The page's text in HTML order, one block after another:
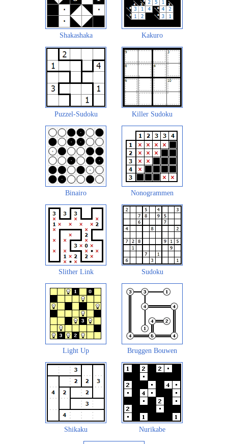
Shakashaka Kakuro
Puzzel-Sudoku Killer Sudoku
Binairo Nonogrammen
Slither Link Sudoku
Light Up Bruggen Bouwen
Shikaku Nurikabe